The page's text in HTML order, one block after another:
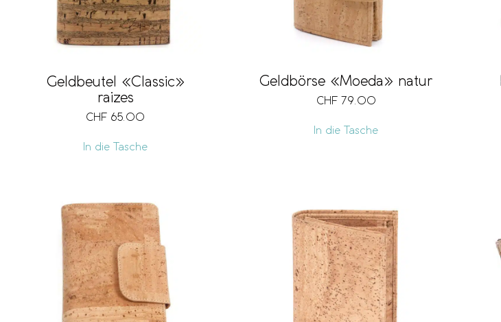
Geldbeutel «Classic»
raizes
CHF 65.00
In die Tasche
Geldbörse «Moeda» natur
CHF 79.00
In die Tasche